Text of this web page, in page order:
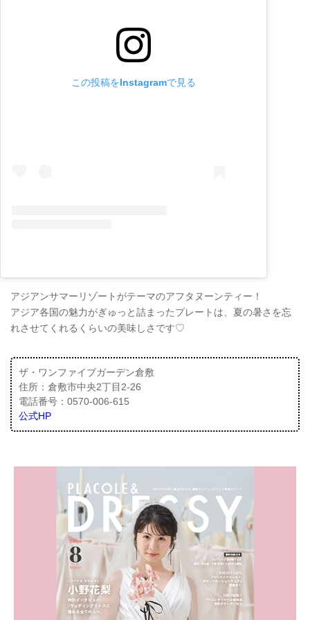
この投稿をInstagramで見る
アジアンサマーリゾートがテーマのアフタヌーンティー！
アジア各国の魅力がぎゅっと詰まったプレートは、夏の暑さを忘
れさせてくれるくらいの美味しさです♡
ザ・ワンファイブガーデン倉敷
住所：倉敷市中央2丁目2-26
電話番号：0570-006-615
公式HP